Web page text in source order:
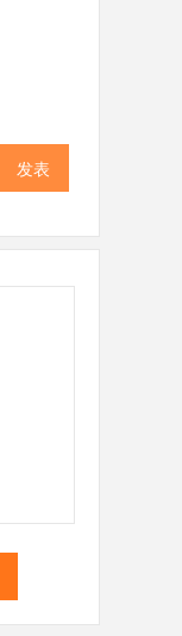
发表